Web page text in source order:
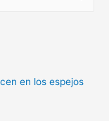
en los espejos